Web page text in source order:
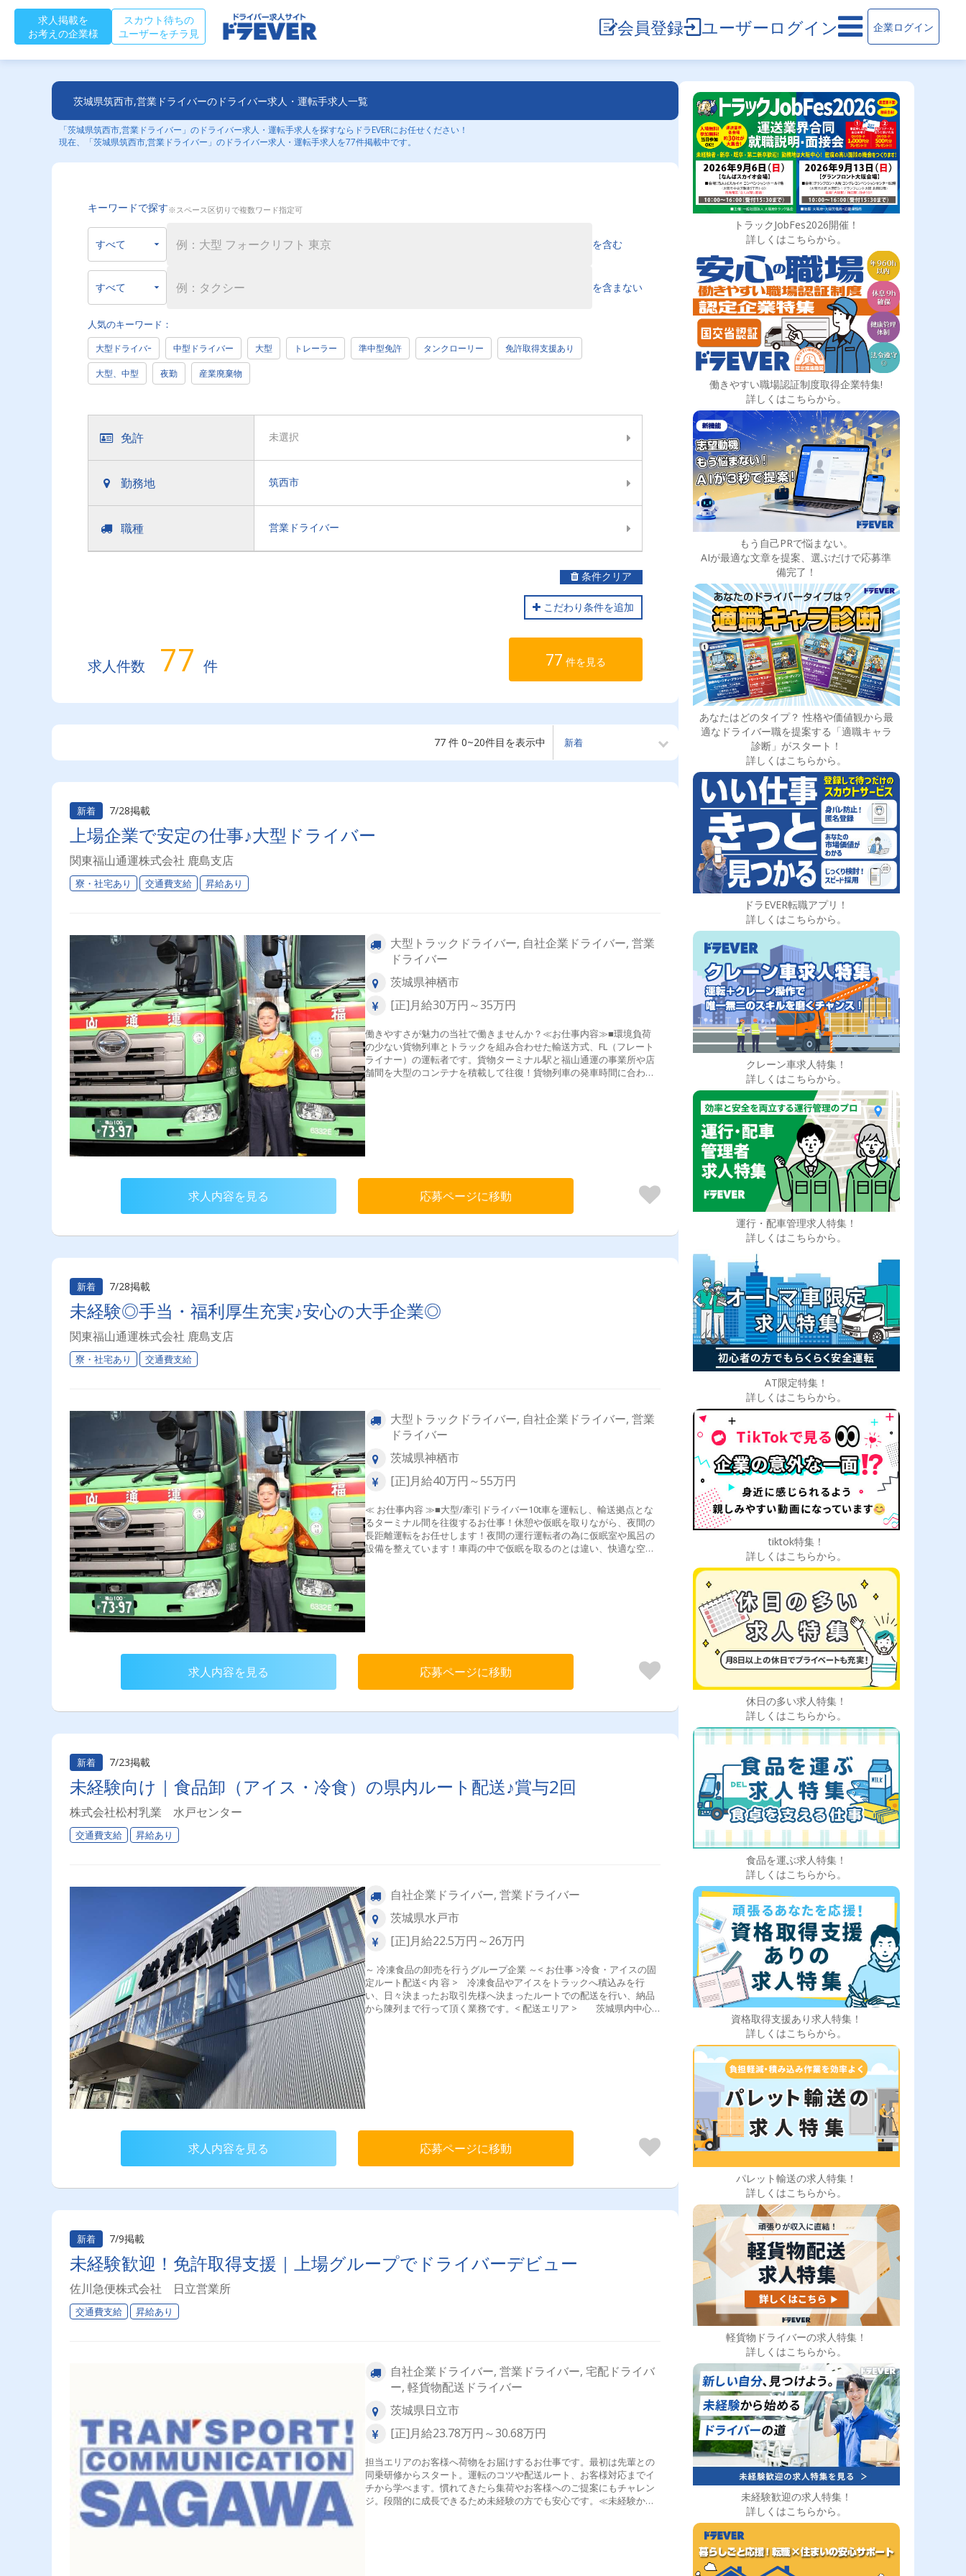
求人掲載を
お考えの企業様
スカウト待ちの
ユーザーをチラ見
会員登録 ユーザーログイン 企業ログイン
茨城県筑西市,営業ドライバーのドライバー求人・運転手求人一覧
「茨城県筑西市,営業ドライバー」のドライバー求人・運転手求人を探すならドラEVERにお任せください！
現在、「茨城県筑西市,営業ドライバー」のドライバー求人・運転手求人を77件掲載中です。
キーワードで探す※スペース区切りで複数ワード指定可
を含む
を含まない
人気のキーワード：
大型ドライバｰ 中型ドライバー 大型 トレーラー 準中型免許 タンクローリー 免許取得支援あり
大型、中型 夜勤 産業廃棄物
免許 未選択
勤務地 筑西市
職種 営業ドライバー
条件クリア
こだわり条件を追加
求人件数 77 件 77 件を見る
77 件 0~20件目を表示中
新着 7/28掲載
上場企業で安定の仕事♪大型ドライバー
関東福山通運株式会社 鹿島支店
寮・社宅あり 交通費支給 昇給あり
大型トラックドライバー, 自社企業ドライバー, 営業
ドライバー
茨城県神栖市
[正]月給30万円～35万円
働きやすさが魅力の当社で働きませんか？≪お仕事内容≫■環境負荷
の少ない貨物列車とトラックを組み合わせた輸送方式、FL（フレート
ライナー）の運転者です。貨物ターミナル駅と福山通運の事業所や店
舗間を大型のコンテナを積載して往復！貨物列車の発車時間に合わせ
て輸送を行うので、スケジュール管理が大切ですよ！また、全てのド
ライバーを対象とした安全運転教育を行い、事故防止や運転技術の向
安心です！
求人内容を見る 応募ページに移動
新着 7/28掲載
未経験◎手当・福利厚生充実♪安心の大手企業◎
関東福山通運株式会社 鹿島支店
寮・社宅あり 交通費支給
大型トラックドライバー, 自社企業ドライバー, 営業
ドライバー
茨城県神栖市
[正]月給40万円～55万円
≪ お仕事内容 ≫■大型/牽引ドライバー10t車を運転し、輸送拠点とな
るターミナル間を往復するお仕事！休憩や仮眠を取りながら、夜間の
長距離運転をお任せします！夜間の運行運転者の為に仮眠室や風呂の
設備を整えています！車両の中で仮眠を取るのとは違い、快適な空間
でしっかりと体を休めることができ、長距離運行の疲れを軽減するこ
とができます。またドライバーには、深夜手当や時間外手当、運行旅
手当など、様々な手当が充実しています♪
求人内容を見る 応募ページに移動
新着 7/23掲載
未経験向け｜食品卸（アイス・冷食）の県内ルート配送♪賞与2回
株式会社松村乳業 水戸センター
交通費支給 昇給あり
自社企業ドライバー, 営業ドライバー
茨城県水戸市
[正]月給22.5万円～26万円
～ 冷凍食品の卸売を行うグループ企業 ～< お仕事 >冷食・アイスの固
定ルート配送< 内 容 > 冷凍食品やアイスをトラックへ積込みを行
い、日々決まったお取引先様へ決まったルートでの配送を行い、納品
から陳列まで行って頂く業務です。< 配送エリア > 茨城県内中心<
配 送 先 >大手スーパーマーケットや大手ドラックストアがメイン♪そ
れ以外には、一部 個人商店などへの納品もあります。< サポート体
制 >一人で出来るようになるまで、先輩がトラックに同乗してしっか
りサポート♪そのため、未経験者の方でも安心してご応募ください♪
求人内容を見る 応募ページに移動
新着 7/9掲載
未経験歓迎！免許取得支援｜上場グループでドライバーデビュー
佐川急便株式会社 日立営業所
交通費支給 昇給あり
自社企業ドライバー, 営業ドライバー, 宅配ドライバ
ー, 軽貨物配送ドライバー
茨城県日立市
[正]月給23.78万円～30.68万円
担当エリアのお客様へ荷物をお届けするお仕事です。最初は先輩との
同乗研修からスタート。運転のコツや配送ルート、お客様対応までイ
チから学べます。慣れてきたら集荷やお客様へのご提案にもチャレン
ジ。段階的に成長できるため未経験の方でも安心です。≪未経験から
トラックJobFes2026開催！
詳しくはこちらから。
働きやすい職場認証制度取得企業特集!
詳しくはこちらから。
もう自己PRで悩まない。
AIが最適な文章を提案、選ぶだけで応募準
備完了！
あなたはどのタイプ？ 性格や価値観から最
適なドライバー職を提案する「適職キャラ
診断」がスタート！
詳しくはこちらから。
ドラEVER転職アプリ！
詳しくはこちらから。
クレーン車求人特集！
詳しくはこちらから。
運行・配車管理求人特集！
詳しくはこちらから。
AT限定特集！
詳しくはこちらから。
tiktok特集！
詳しくはこちらから。
休日の多い求人特集！
詳しくはこちらから。
食品を運ぶ求人特集！
詳しくはこちらから。
資格取得支援あり求人特集！
詳しくはこちらから。
パレット輸送の求人特集！
詳しくはこちらから。
軽貨物ドライバーの求人特集！
詳しくはこちらから。
未経験歓迎の求人特集！
詳しくはこちらから。